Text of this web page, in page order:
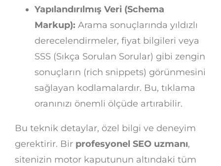
Yapılandırılmış Veri (Schema
Markup): Arama sonuçlarında yıldızlı
derecelendirmeler, fiyat bilgileri veya
SSS (Sıkça Sorulan Sorular) gibi zengin
sonuçların (rich snippets) görünmesini
sağlayan kodlamalardır. Bu, tıklama
oranınızı önemli ölçüde artırabilir.
Bu teknik detaylar, özel bilgi ve deneyim
gerektirir. Bir profesyonel SEO uzmanı,
sitenizin motor kaputunun altındaki tüm